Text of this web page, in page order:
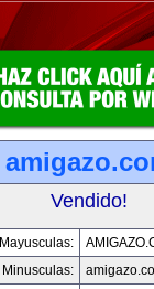
Vendido!
Mayusculas:
Minusculas: